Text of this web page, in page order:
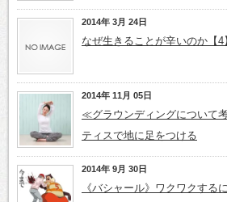
2014年 3月 24日
なぜ生きることが辛いのか【4
2014年 11月 05日
≪グラウンディングについて
ティスで地に足をつける
2014年 9月 30日
《バシャール》ワクワクす